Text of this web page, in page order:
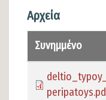
Αρχεία
Συνημμένο